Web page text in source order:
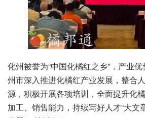
化州被誉为“中国化橘红之乡”，产业
州市深入推进化橘红产业发展，整合
源，积极开展各项培训，全面提升化
加工、销售能力，持续写好人才“大文